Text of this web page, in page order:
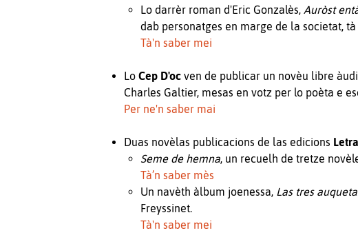
Lo darrèr roman d'Eric Gonzalès, Auròst
dab personatges en marge de la societat,
Tà'n saber mei
LoCep D'oc ven de publicar un novèu libre
Charles Galtier, mesas en votz per lo poèta e
Per ne'n saber mai
Duas novèlas publicacions de las edicions
Seme de hemna , un recuelh de tretze
Tà’n saber mès
Un navèth àlbum joenessa, Las tres
Freyssinet.
Tà'n saber mei